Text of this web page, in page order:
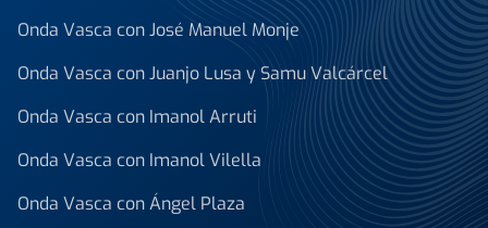
Onda Vasca con José Manuel Monje
Onda Vasca con Juanjo Lusa y Samu Valcárcel
Onda Vasca con Imanol Arruti
Onda Vasca con Imanol Vilella
Onda Vasca con Ángel Plaza